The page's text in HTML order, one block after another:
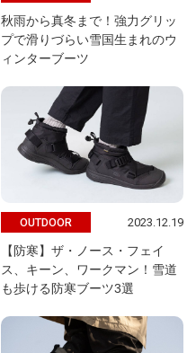
秋雨から真冬まで！強力グリッ
プで滑りづらい雪国生まれのウ
ィンターブーツ
OUTDOOR 2023.12.19
【防寒】ザ・ノース・フェイ
ス、キーン、ワークマン！雪道
も歩ける防寒ブーツ3選